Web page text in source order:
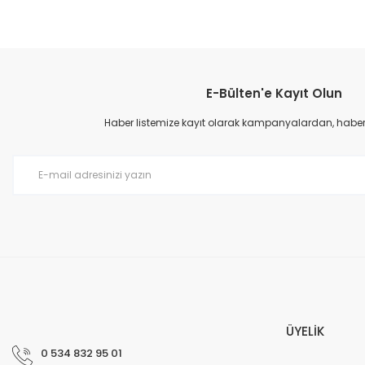
Ürün resmi kalitesiz, bozuk veya görüntülenemiyor.
Ürün açıklamasında eksik bilgiler bulunuyor.
E-Bülten'e Kayıt Olun
Haber listemize kayıt olarak kampanyalardan,
0 534 832 95 01
ÜYELİK